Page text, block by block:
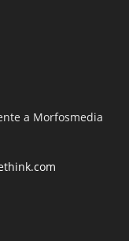
a Morfosmedia